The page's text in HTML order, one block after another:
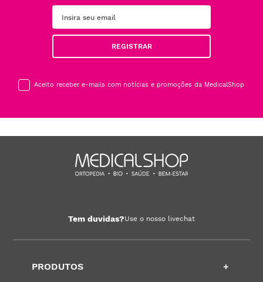
REGISTRAR
Aceito receber e-mails com notícias e promoções da MedicalShop
Tem duvidas?Use o nosso livechat
PRODUTOS +